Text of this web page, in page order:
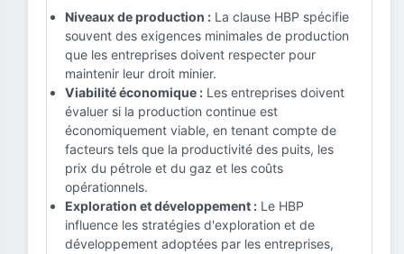
Niveaux de production : La clause HBP spécifie
souvent des exigences minimales de production
que les entreprises doivent respecter pour
maintenir leur droit minier.
Viabilité économique : Les entreprises doivent
évaluer si la production continue est
économiquement viable, en tenant compte de
facteurs tels que la productivité des puits, les
prix du pétrole et du gaz et les coûts
opérationnels.
Exploration et développement : Le HBP
influence les stratégies d'exploration et de
développement adoptées par les entreprises,